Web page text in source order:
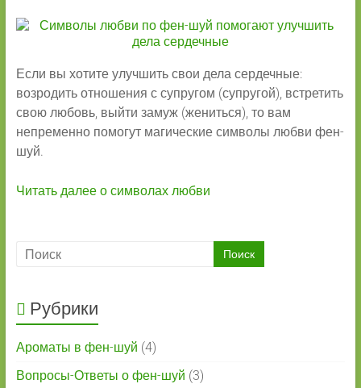
Если вы хотите улучшить свои дела сердечные:
возродить отношения с супругом (супругой), встретить
свою любовь, выйти замуж (жениться), то вам
непременно помогут магические символы любви фен-
шуй.
Читать далее о символах любви
Рубрики
Ароматы в фен-шуй (4)
Вопросы-Ответы о фен-шуй (3)